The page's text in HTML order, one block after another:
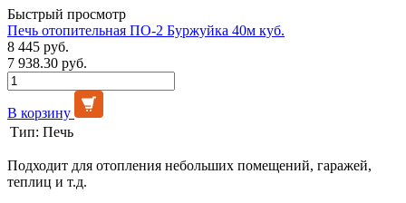
Быстрый просмотр
Печь отопительная ПО-2 Буржуйка 40м куб.
8 445 руб.
7 938.30 руб.
В корзину
Тип: Печь
Подходит для отопления небольших помещений, гаражей,
теплиц и т.д.